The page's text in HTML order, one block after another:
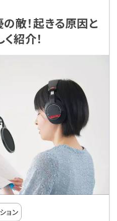
敵！起きる原因と
紹介！
ョン